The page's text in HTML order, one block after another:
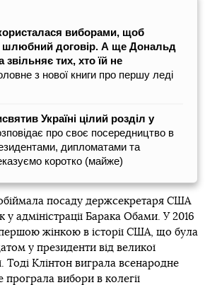
виборами, щоб
шлюбний договір. А ще Дональд
тих, хто їй не
з нової книги про першу леді
Україні цілий розділ у
про своє посередництво в
дипломатами та
коротко (майже)
обіймала посаду держсекретаря США
у адміністрації Барака Обами. У 2016
жінкою в історії США, що була
у президенти від великої
Тоді Клінтон виграла всенародне
програла вибори в колегії